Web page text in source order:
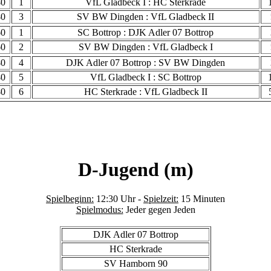
1 VfL Gladbeck I : HC Sterkrade
3 SV BW Dingden : VfL Gladbeck II
1 SC Bottrop : DJK Adler 07 Bottrop
2 SV BW Dingden : VfL Gladbeck I
4 DJK Adler 07 Bottrop : SV BW Dingden
5 VfL Gladbeck I : SC Bottrop
6 HC Sterkrade : VfL Gladbeck II
D-Jugend (m)
Spielbeginn: 12:30 Uhr - Spielzeit: 15 Minuten
Spielmodus: Jeder gegen Jeden
DJK Adler 07 Bottrop
HC Sterkrade
SV Hamborn 90